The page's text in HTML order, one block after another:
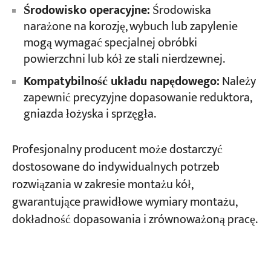
Środowisko operacyjne:Środowiska
narażone na korozję, wybuch lub zapylenie
mogą wymagać specjalnej obróbki
powierzchni lub kół ze stali nierdzewnej.
Kompatybilność układu napędowego:Należy
zapewnić precyzyjne dopasowanie reduktora,
gniazda łożyska i sprzęgła.
Profesjonalny producent może dostarczyć
dostosowane do indywidualnych potrzeb
rozwiązania w zakresie montażu kół,
gwarantujące prawidłowe wymiary montażu,
dokładność dopasowania i zrównoważoną pracę.